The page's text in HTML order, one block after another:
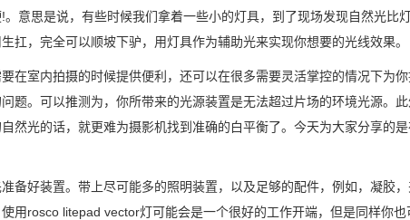
意思是说，有些时候我们拿着一些小的灯具，到了现场发现自然光比
扛，完全可以顺坡下驴，用灯具作为辅助光来实现你想要的光线效果。
在室内拍摄的时候提供便利，还可以在很多需要灵活掌控的情况下为
题。可以推测为，你所带来的光源装置是无法超过片场的环境光源。
然光的话，就更难为摄影机找到准确的白平衡了。今天为大家分享的是
备好装置。带上尽可能多的照明装置，以及足够的配件，例如，凝胶
用rosco litepad vector灯可能会是一个很好的工作开端，但是同样你也